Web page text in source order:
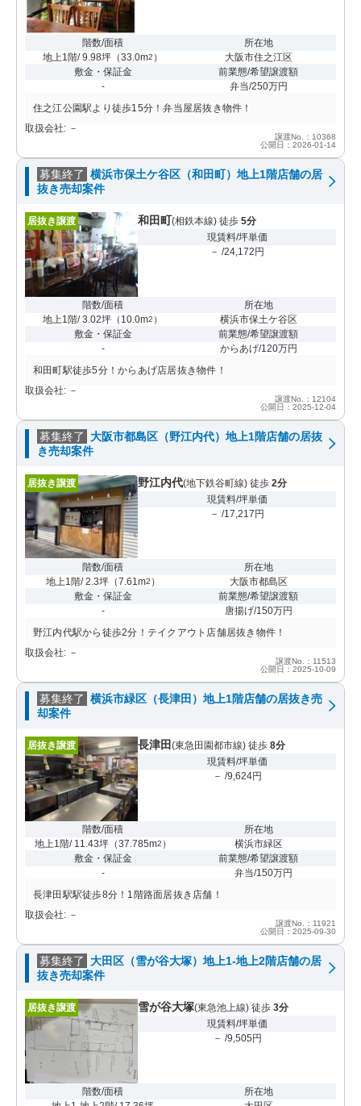
階数/面積
地上1階/ 9.98坪 （33.0m2 ）
所在地
大阪市住之江区
敷金・保証金
-
前業態/希望譲渡額
弁当/250万円
住之江公園駅より徒歩15分！弁当屋居抜き物件！
取扱会社: －
譲渡No.：10368
公開日：2026-01-14
募集終了 横浜市保土ケ谷区（和田町）地上1階店舗の居
抜き売却案件
居抜き譲渡 和田町(相鉄本線) 徒歩 5分
現賃料/坪単価
－ /24,172円
階数/面積
地上1階/ 3.02坪 （ 10.0m2 ）
所在地
横浜市保土ケ谷区
敷金・保証金
-
前業態/希望譲渡額
からあげ/120万円
和田町駅徒歩5分！からあげ店居抜き物件！
取扱会社: －
譲渡No.：12104
公開日：2025-12-04
募集終了
大阪市都島区（野江内代）地上1階店舗の居抜
き売却案件
居抜き譲渡 野江内代(地下鉄谷町線) 徒歩 2分
現賃料/坪単価
－ /17,217円
階数/面積
地上1階/ 2.3坪（7.61m2 ）
所在地
大阪市都島区
敷金・保証金
-
前業態/希望譲渡額
唐揚げ/150万円
野江内代駅から徒歩2分！テイクアウト店舗居抜き物件！
取扱会社: －
譲渡No.：11513
公開日：2025-10-09
募集終了 横浜市緑区（長津田）地上1階店舗の居抜き売
却案件
居抜き譲渡 長津田 (東急田園都市線) 徒歩 8分
現賃料/坪単価
－ /9,624円
階数/面積
地上1階/ 11.43坪（37.785m2 ）
所在地
横浜市緑区
敷金・保証金
-
前業態/希望譲渡額
弁当/150万円
長津田駅駅徒歩8分！1階路面居抜き店舗！
取扱会社: －
譲渡No.：11921
公開日：2025-09-30
募集終了
大田区（雪が谷大塚）地上1-地上2階店舗の居
抜き売却案件
居抜き譲渡 雪が谷大塚(東急池上線) 徒歩 3分
現賃料/坪単価
－ /9,505円
階数/面積
所在地